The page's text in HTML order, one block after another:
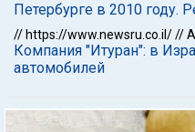
Петербурге в 2010 году.
// https://www.newsru.co.il///
Компания "Итуран": в
автомобилей